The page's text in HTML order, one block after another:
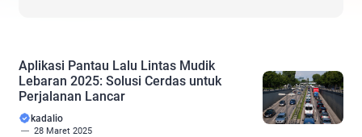
Aplikasi Pantau Lalu Lintas Mudik
Lebaran 2025: Solusi Cerdas untuk
Perjalanan Lancar
kadalio
28 Maret 2025